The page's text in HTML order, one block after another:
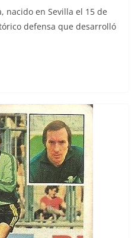
nacido en Sevilla el 15 de
defensa que desarrolló